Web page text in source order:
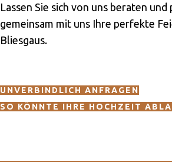
Lassen Sie sich von uns beraten und
gemeinsam mit uns Ihre perfekte
Bliesgaus.
UNVERBINDLICH ANFRAGEN
SO KÖNNTE IHRE HOCHZEIT